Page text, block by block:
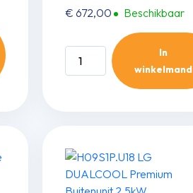
€ 672,00 Beschikbaar
DC09RK.UL2
LG
In
winkelmand